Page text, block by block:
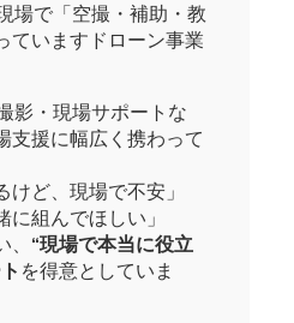
場で「空撮・補助・教
ていますドローン事業
影・現場サポートな
支援に幅広く携わって
ど、現場で不安」
に組んでほしい」
“現場で本当に役立
を得意としていま